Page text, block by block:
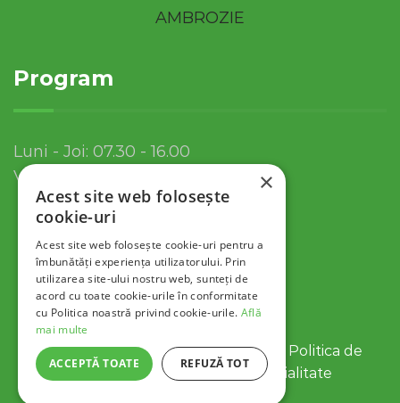
Program
Luni - Joi: 07.30 - 16.00
Vineri: 07.30 - 13.30
© 2022 Servicii Publice SA Tulcea |
Politica de
Politica de Confidentialitate
×
Acest site web folosește
cookie-uri
Acest site web folosește cookie-uri pentru a
îmbunătăți experiența utilizatorului. Prin
utilizarea site-ului nostru web, sunteți de
acord cu toate cookie-urile în conformitate
cu Politica noastră privind cookie-urile. Află
mai multe
ACCEPTĂ TOATE REFUZĂ TOT